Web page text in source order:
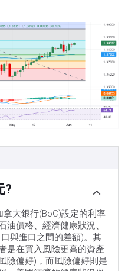
?
大銀行(BoC)設定的利率
油價格、經濟健康狀況、
與進口之間的差額)。其
是在買入風險更高的資產
險偏好)，而風險偏好則是